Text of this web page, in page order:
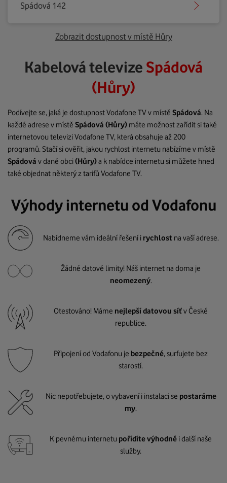
Spádová 142
Zobrazit dostupnost v místě Hůry
Kabelová televize Spádová
(Hůry)
Podívejte se, jaká je dostupnost Vodafone TV v místě Spádová. Na
každé adrese v místě Spádová (Hůry) máte možnost zařídit si také
internetovou televizi Vodafone TV, která obsahuje až 200
programů. Stačí si ověřit, jakou rychlost internetu nabízíme v místě
Spádová v dané obci(Hůry)a k nabídce internetu si můžete hned
také objednat některý z tarifů Vodafone TV.
Výhody internetu od Vodafonu
Nabídneme vám ideální řešení i rychlost na vaší adrese.
Žádné datové limity! Náš internet na doma je
neomezený.
Otestováno! Máme nejlepší datovou síťv České
republice.
Připojení od Vodafonu je bezpečné, surfujete bez
starostí.
Nic nepotřebujete, o vybavení i instalaci se postaráme
my.
K pevnému internetu pořídíte výhodně i další naše
služby.